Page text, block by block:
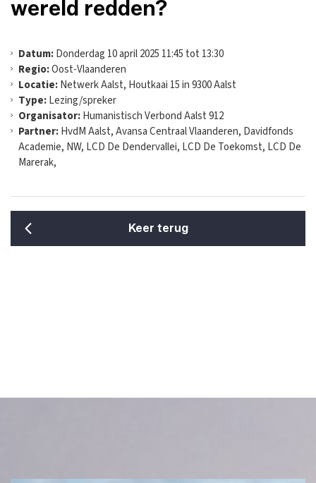
wereld redden?
Datum:Donderdag 10 april 2025 11:45 tot 13:30
Regio:Oost-Vlaanderen
Locatie:Netwerk Aalst, Houtkaai 15 in 9300 Aalst
Type:Lezing/spreker
Organisator:Humanistisch Verbond Aalst 912
Partner:HvdM Aalst, Avansa Centraal Vlaanderen, Davidfonds
Academie, NW, LCD De Dendervallei, LCD De Toekomst, LCD De
Marerak,
Keer terug